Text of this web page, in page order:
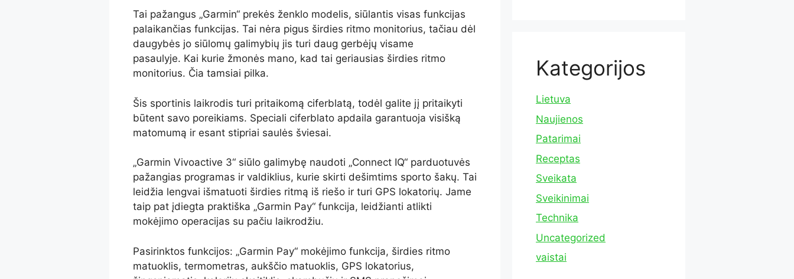
Tai pažangus „Garmin“ prekės ženklo modelis, siūlantis visas funkcijas
palaikančias funkcijas. Tai nėra pigus širdies ritmo monitorius, tačiau dėl
daugybės jo siūlomų galimybių jis turi daug gerbėjų visame
pasaulyje. Kai kurie žmonės mano, kad tai geriausias širdies ritmo
monitorius. Čia tamsiai pilka.
Šis sportinis laikrodis turi pritaikomą ciferblatą, todėl galite jį pritaikyti
būtent savo poreikiams. Speciali ciferblato apdaila garantuoja visišką
matomumą ir esant stipriai saulės šviesai.
„Garmin Vivoactive 3“ siūlo galimybę naudoti „Connect IQ“ parduotuvės
pažangias programas ir valdiklius, kurie skirti dešimtims sporto šakų. Tai
leidžia lengvai išmatuoti širdies ritmą iš riešo ir turi GPS lokatorių. Jame
taip pat įdiegta praktiška „Garmin Pay“ funkcija, leidžianti atlikti
mokėjimo operacijas su pačiu laikrodžiu.
Pasirinktos funkcijos: „Garmin Pay“ mokėjimo funkcija, širdies ritmo
matuoklis, termometras, aukščio matuoklis, GPS lokatorius,
Kategorijos
Lietuva
Naujienos
Patarimai
Receptas
Sveikata
Sveikinimai
Technika
Uncategorized
vaistai